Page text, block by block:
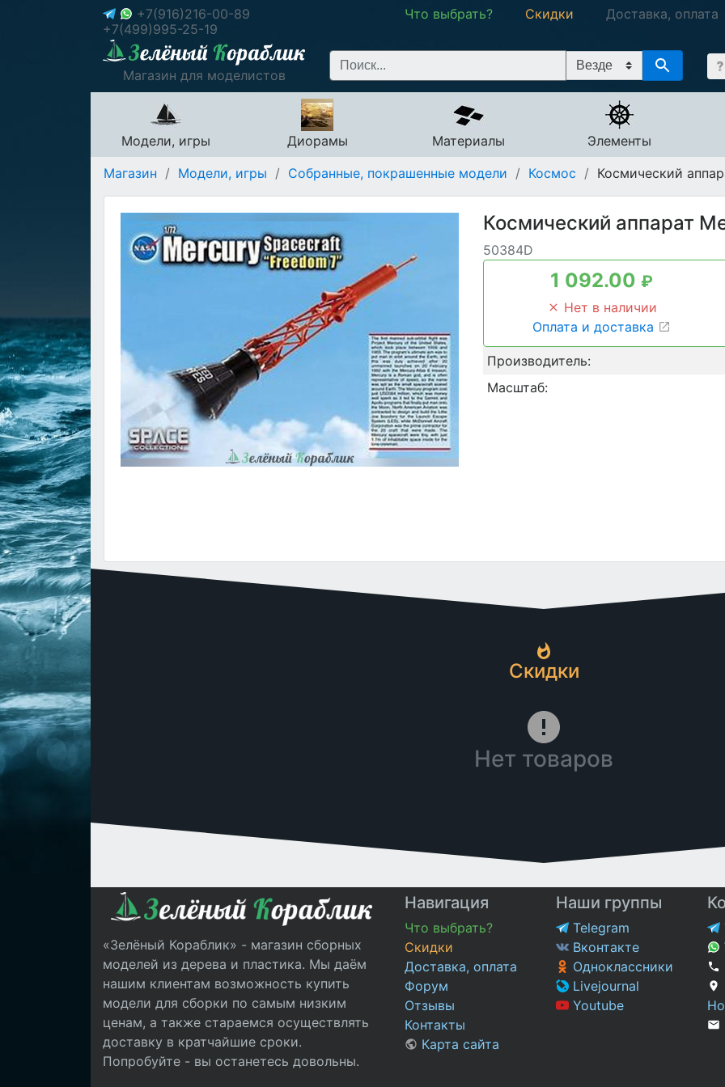
+7(916)216-00-89
+7(499)995-25-19
Что выбрать? Скидки Доставка, оплата
Магазин для моделистов
Модели, игры Диорамы Материалы
Элементы
Магазин / Модели, игры / Собранные, покрашенные модели / Космос / Космический
Космический аппарат
50384D
1 092.00 ₽
Нет в наличии
Оплата и доставка
Производитель:
Масштаб:
Скидки
Нет товаров
«Зелёный Кораблик» - магазин сборных
моделей из дерева и пластика. Мы даём
нашим клиентам возможность купить
модели для сборки по самым низким
ценам, а также стараемся осуществлять
доставку в кратчайшие сроки.
Попробуйте - вы останетесь довольны.
Навигация
Что выбрать?
Скидки
Доставка, оплата
Форум
Отзывы
Контакты
Карта сайта
Наши группы
Telegram
Вконтакте
Одноклассники
Livejournal
Youtube